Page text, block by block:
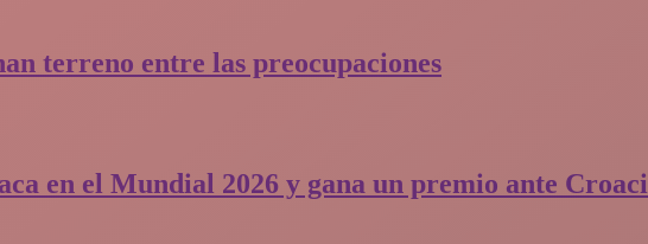
terreno entre las preocupaciones
en el Mundial 2026 y gana un premio ante